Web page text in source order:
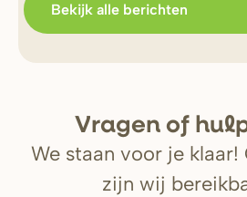
Bekijk alle berichten
Vragen of
We staan voor je klaar!
zijn wij